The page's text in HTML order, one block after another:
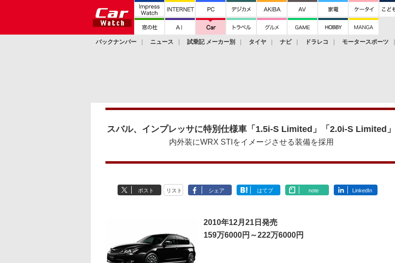
バックナンバー ニュース 試乗記 メーカー別 タイヤ ナビ ドラレコ モータースポーツ
スバル、インプレッサに特別仕様車「1.5i-S Limited」「2.0i-S Limited」
内外装にWRX STIをイメージさせる装備を採用
ポスト リスト シェア はてブ note LinkedIn
2010年12月21日発売
159万6000円～222万6000円